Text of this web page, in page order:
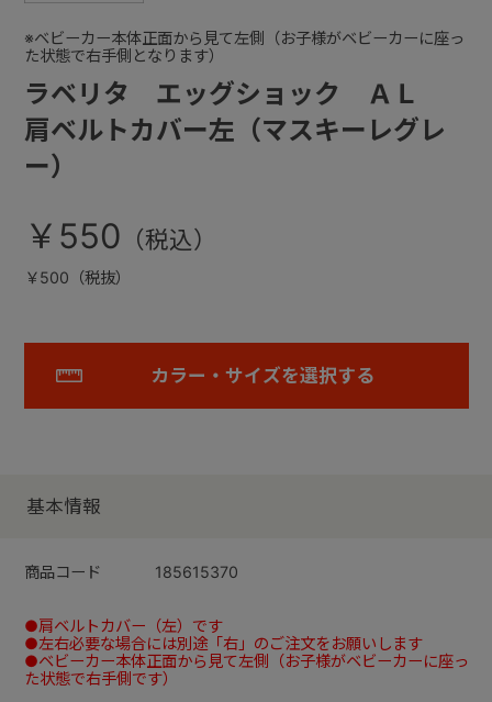
ラベリタ エッグショック ＡＬ
肩ベルトカバー左（マスキーレグレ
ー）
※ベビーカー本体正面から見て左側（お子様がベビーカーに座っ
た状態で右手側となります）
￥550
￥500（税抜）
カラー・サイズを選択する
基本情報
商品コード 185615370
●肩ベルトカバー（左）です
●左右必要な場合には別途「右」のご注文をお願いします
●ベビーカー本体正面から見て左側（お子様がベビーカーに座っ
た状態で右手側です）